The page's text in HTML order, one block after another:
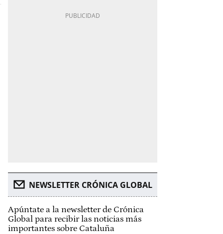
NEWSLETTER CRÓNICA GLOBAL
Apúntate a la newsletter de Crónica
Global para recibir las noticias más
importantes sobre Cataluña